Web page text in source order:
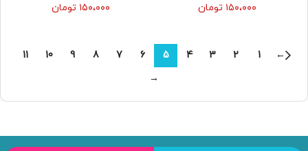
۱۵۰،۰۰۰ تومان
۱۵۰،۰۰۰ تومان
←
1
2
3
4
5
6
7
8
9
10
11
→